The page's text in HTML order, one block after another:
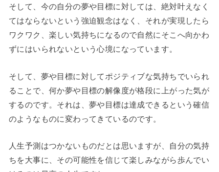
そして、今の自分の夢や目標に対しては、絶対叶えなく
てはならないという強迫観念はなく、それが実現したら
ワクワク、楽しい気持ちになるので自然にそこへ向かわ
ずにはいられないという心境になっています。
そして、夢や目標に対してポジティブな気持ちでいられ
ることで、何か夢や目標の解像度が格段に上がった気が
するのです。それは、夢や目標は達成できるという確信
のようなものに変わってきているのです。
人生予測はつかないものだとは思いますが、自分の気持
ちを大事に、その可能性を信じて楽しみながら歩んでい